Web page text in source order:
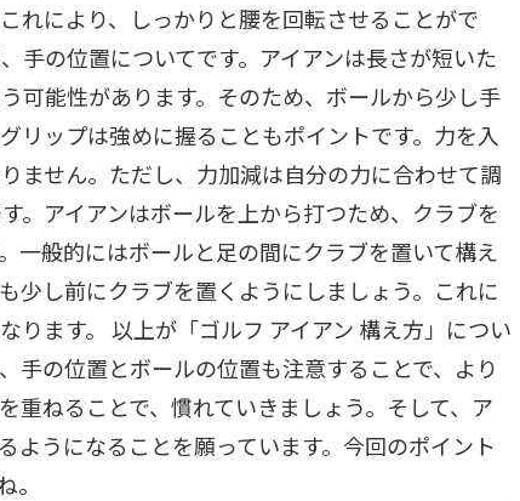
れにより、しっかりと腰を回転させることがで
手の位置についてです。アイアンは長さが短いた
可能性があります。そのため、ボールから少し手
リップは強めに握ることもポイントです。力を入
ません。ただし、力加減は自分の力に合わせて調
。アイアンはボールを上から打つため、クラブを
一般的にはボールと足の間にクラブを置いて構え
少し前にクラブを置くようにしましょう。これに
ります。 以上が「ゴルフ アイアン 構え方」につい
手の位置とボールの位置も注意することで、より
重ねることで、慣れていきましょう。そして、ア
ようになることを願っています。今回のポイント
。